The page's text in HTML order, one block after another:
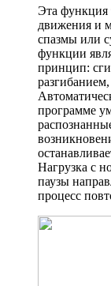
Эта функция
движения и
спазмы или
функции
принцип:
программе
Нагрузка с
паузы
процесс